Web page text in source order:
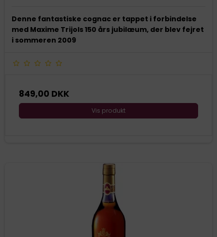
Denne fantastiske cognac er tappet i forbindelse
med Maxime Trijols 150 års jubilæum, der blev fejret
i sommeren 2009
849,00 DKK
Vis produkt